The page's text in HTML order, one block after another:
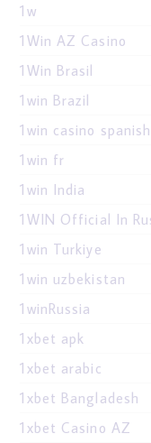
1w
1Win AZ Casino
1Win Brasil
1win Brazil
1win casino spanish
1win fr
1win India
1WIN Official In
1win Turkiye
1win uzbekistan
1winRussia
1xbet apk
1xbet arabic
1xbet Bangladesh
1xbet Casino AZ